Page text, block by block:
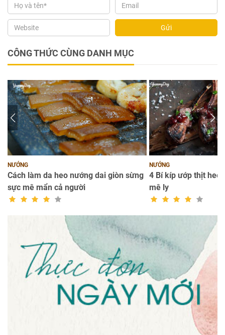
Gửi
CÔNG THỨC CÙNG DANH MỤC
NƯỚNG
Cách làm da heo nướng dai giòn sừng
sực mê mẩn cả người
NƯỚNG
4 Bí kíp ướp thịt heo
mê ly